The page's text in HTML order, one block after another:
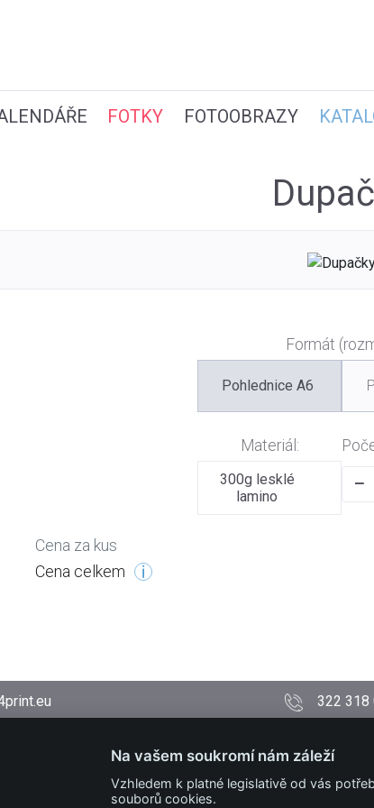
FOTKY FOTOOBRAZY
Formát
Pohlednice A6
Materiál:
300g lesklé
lamino
−
Cena za kus
Cena celkem
322 318
PODMÍNKY
Technické
Na vašem soukromí nám záleží
Vzhledem k platné legislativě od vás
souborů cookies.